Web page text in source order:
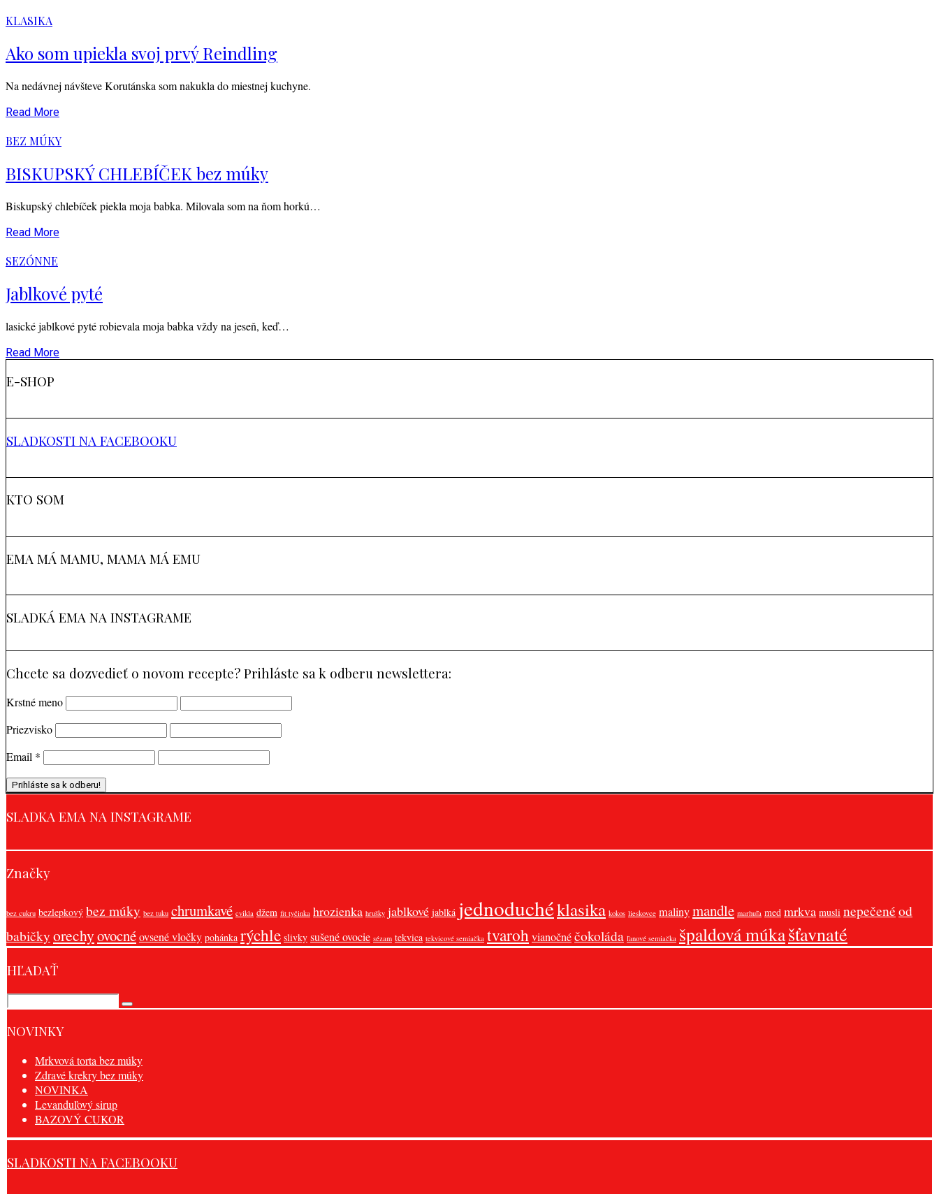
KLASIKA
Ako som upiekla svoj prvý Reindling
Na nedávnej návšteve Korutánska som nakukla do miestnej kuchyne.
Read More
BEZ MÚKY
BISKUPSKÝ CHLEBÍČEK bez múky
Biskupský chlebíček piekla moja babka. Milovala som na ňom horkú…
Read More
SEZÓNNE
Jablkové pyté
lasické jablkové pyté robievala moja babka vždy na jeseň, keď…
Read More
E-SHOP
SLADKOSTI NA FACEBOOKU
KTO SOM
EMA MÁ MAMU, MAMA MÁ EMU
SLADKÁ EMA NA INSTAGRAME
Chcete sa dozvedieť o novom recepte? Prihláste sa k odberu newslettera:
Krstné meno
Priezvisko
Email *
SLADKA EMA NA INSTAGRAME
Značky
bez cukru bezlepkový bez múky bez tuku chrumkavé cvikla džem fit tyčinka hrozienka hrušky jablkové jablká jednoduchéklasika kokos lieskovce malinymandle marhuľa med mrkva musli nepečenéod
babičkyorechyovocnéovsené vločky pohánka rýchle slivky sušené ovocie sézam tekvica tekvicové semiačka tvarohvianočnéčokoláda ľanové semiačka špaldová múkašťavnaté
HĽADAŤ
NOVINKY
Mrkvová torta bez múky
Zdravé krekry bez múky
NOVINKA
Levanduľový sirup
BAZOVÝ CUKOR
SLADKOSTI NA FACEBOOKU